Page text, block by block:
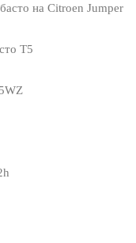
на Citroen Jumper
Т5